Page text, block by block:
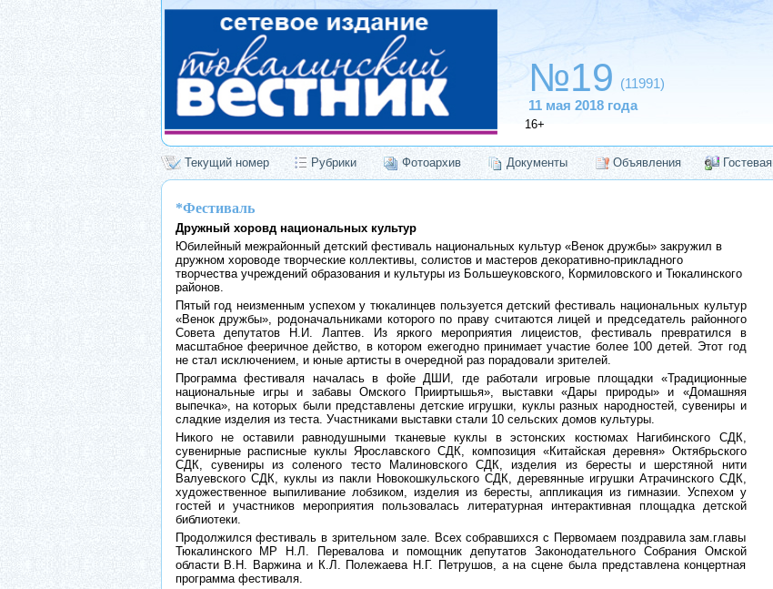
№19
(11991)
11 мая 2018 года
16+
Текущий номер Рубрики Фотоархив Документы Объявления Гостевая
*Фестиваль
Дружный хоровд национальных культур
Юбилейный межрайонный детский фестиваль национальных культур «Венок дружбы» закружил в
дружном хороводе творческие коллективы, солистов и мастеров декоративно-прикладного
творчества учреждений образования и культуры из Большеуковского, Кормиловского и Тюкалинского
районов.
Пятый год неизменным успехом у тюкалинцев пользуется детский фестиваль национальных культур
«Венок дружбы», родоначальниками которого по праву считаются лицей и председатель районного
Совета депутатов Н.И. Лаптев. Из яркого мероприятия лицеистов, фестиваль превратился в
масштабное фееричное действо, в котором ежегодно принимает участие более 100 детей. Этот год
не стал исключением, и юные артисты в очередной раз порадовали зрителей.
Программа фестиваля началась в фойе ДШИ, где работали игровые площадки «Традиционные
национальные игры и забавы Омского Прииртышья», выставки «Дары природы» и «Домашняя
выпечка», на которых были представлены детские игрушки, куклы разных народностей, сувениры и
сладкие изделия из теста. Участниками выставки стали 10 сельских домов культуры.
Никого не оставили равнодушными тканевые куклы в эстонских костюмах Нагибинского СДК,
сувенирные расписные куклы Ярославского СДК, композиция «Китайская деревня» Октябрьского
СДК, сувениры из соленого тесто Малиновского СДК, изделия из бересты и шерстяной нити
Валуевского СДК, куклы из пакли Новокошкульского СДК, деревянные игрушки Атрачинского СДК,
художественное выпиливание лобзиком, изделия из бересты, аппликация из гимназии. Успехом у
гостей и участников мероприятия пользовалась литературная интерактивная площадка детской
библиотеки.
Продолжился фестиваль в зрительном зале. Всех собравшихся с Первомаем поздравила зам.главы
Тюкалинского МР Н.Л. Перевалова и помощник депутатов Законодательного Собрания Омской
области В.Н. Варжина и К.Л. Полежаева Н.Г. Петрушов, а на сцене была представлена концертная
программа фестиваля.